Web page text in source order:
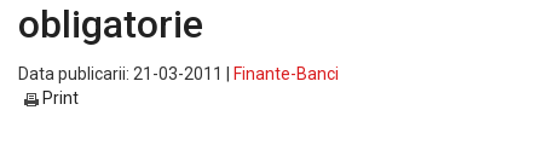
obligatorie
Data publicarii: 21-03-2011 |
Finante-Banci
Print